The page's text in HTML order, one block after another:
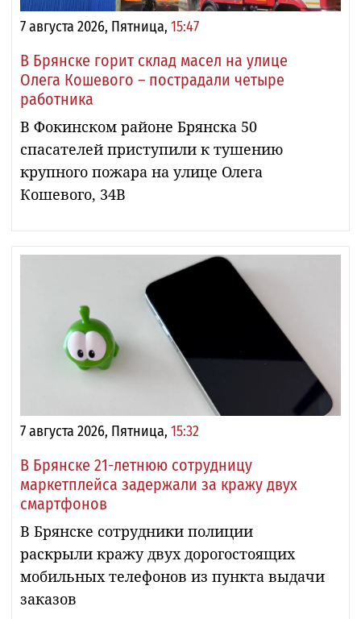
7 августа 2026, Пятница, 15:47
В Брянске горит склад масел на улице
Олега Кошевого – пострадали четыре
работника
В Фокинском районе Брянска 50
спасателей приступили к тушению
крупного пожара на улице Олега
Кошевого, 34В
7 августа 2026, Пятница, 15:32
В Брянске 21-летнюю сотрудницу
маркетплейса задержали за кражу двух
смартфонов
В Брянске сотрудники полиции
раскрыли кражу двух дорогостоящих
мобильных телефонов из пункта выдачи
заказов